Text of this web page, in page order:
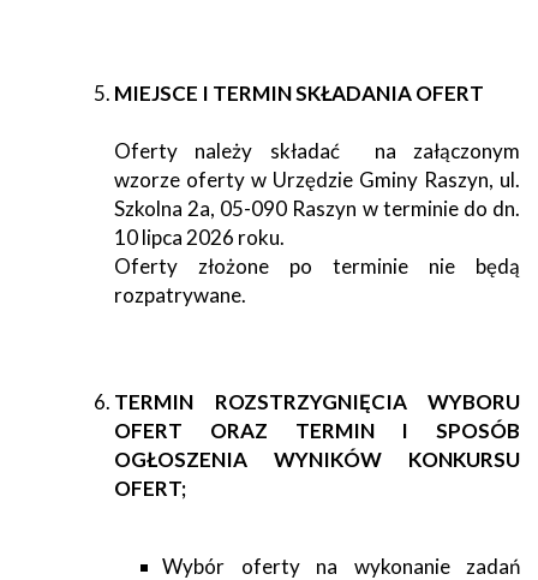
MIEJSCE I TERMIN SKŁADANIA OFERT
Oferty należy składać na załączonym
wzorze oferty w Urzędzie Gminy Raszyn, ul.
Szkolna 2a, 05-090 Raszyn w terminie do dn.
10 lipca 2026 roku.
Oferty złożone po terminie nie będą
rozpatrywane.
TERMIN ROZSTRZYGNIĘCIA WYBORU
OFERT ORAZ TERMIN I SPOSÓB
OGŁOSZENIA WYNIKÓW KONKURSU
OFERT;
Wybór oferty na wykonanie zadań